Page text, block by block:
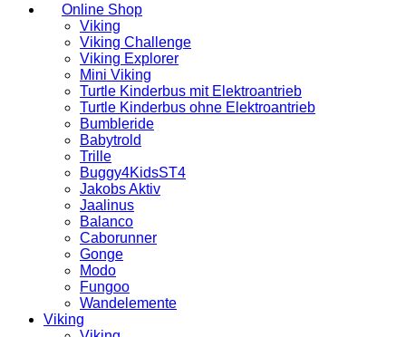
Online Shop
Viking
Viking Challenge
Viking Explorer
Mini Viking
Turtle Kinderbus mit Elektroantrieb
Turtle Kinderbus ohne Elektroantrieb
Bumbleride
Babytrold
Trille
Buggy4KidsST4
Jakobs Aktiv
Jaalinus
Balanco
Caborunner
Gonge
Modo
Fungoo
Wandelemente
Viking